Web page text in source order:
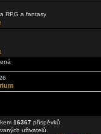
RPG a fantasy
16367 příspěvků.
uživatelů.